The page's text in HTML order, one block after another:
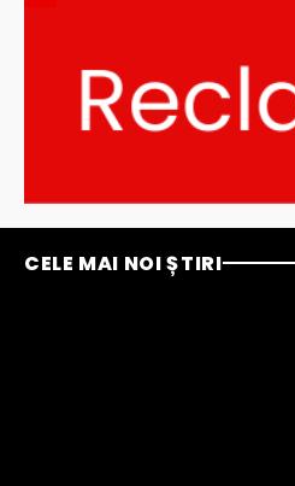
CELE MAI NOI ȘTIRI